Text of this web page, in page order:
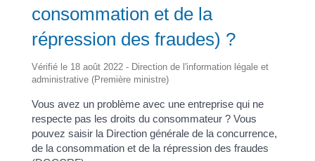
consommation et de la
répression des fraudes) ?
Vérifié le 18 août 2022 - Direction de l'information légale et
administrative (Première ministre)
Vous avez un problème avec une entreprise qui ne
respecte pas les droits du consommateur ? Vous
pouvez saisir la Direction générale de la concurrence,
de la consommation et de la répression des fraudes